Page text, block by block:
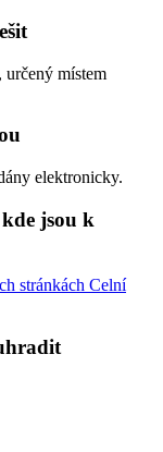
určený místem
elektronicky.
jsou k
stránkách Celní